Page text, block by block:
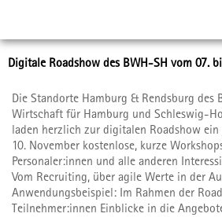
springen
Digitale Roadshow des BWH-SH vom 07.
Die Standorte Hamburg & Rendsburg des
Wirtschaft für Hamburg und Schleswig-
laden herzlich zur digitalen Roadshow
10. November kostenlose, kurze
Personaler:innen und alle anderen
Vom Recruiting, über agile Werte in der
Anwendungsbeispiel: Im Rahmen der
Teilnehmer:innen Einblicke in die